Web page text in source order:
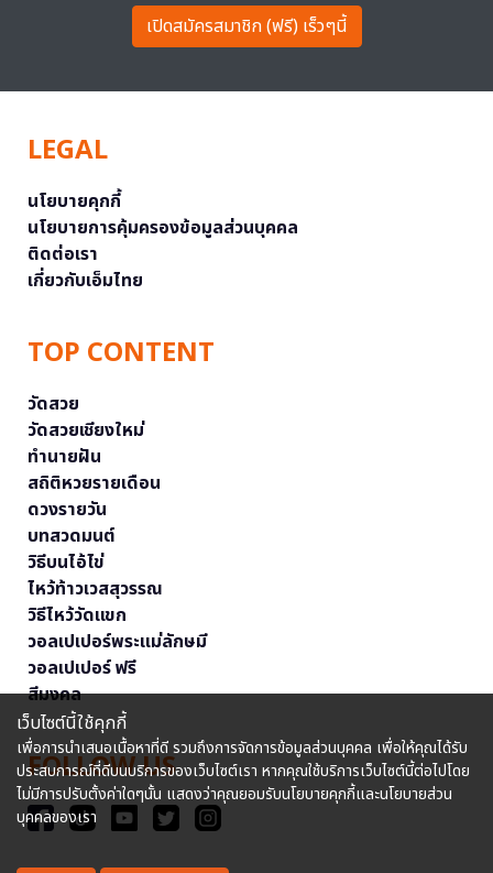
เปิดสมัครสมาชิก (ฟรี) เร็วๆนี้
LEGAL
นโยบายคุกกี้
นโยบายการคุ้มครองข้อมูลส่วนบุคคล
ติดต่อเรา
เกี่ยวกับเอ็มไทย
TOP CONTENT
วัดสวย
วัดสวยเชียงใหม่
ทำนายฝัน
สถิติหวยรายเดือน
ดวงรายวัน
บทสวดมนต์
วิธีบนไอ้ไข่
ไหว้ท้าวเวสสุวรรณ
วิธีไหว้วัดแขก
วอลเปเปอร์พระแม่ลักษมี
วอลเปเปอร์ ฟรี
สีมงคล
FOLLOW US
เว็บไซต์นี้ใช้คุกกี้
เพื่อการนำเสนอเนื้อหาที่ดี รวมถึงการจัดการข้อมูลส่วนบุคคล เพื่อให้คุณได้รับ
ประสบการณ์ที่ดีบนบริการของเว็บไซต์เรา หากคุณใช้บริการเว็บไซต์นี้ต่อไปโดย
ไม่มีการปรับตั้งค่าใดๆนั้น แสดงว่าคุณยอมรับนโยบายคุกกี้และนโยบายส่วน
บุคคลของเรา